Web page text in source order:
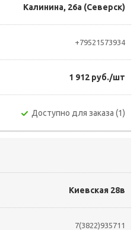
Калинина, 26а (Северск)
+79521573934
1 912 руб./шт
Доступно для заказа (1)
Киевская 28в
7(3822)935711